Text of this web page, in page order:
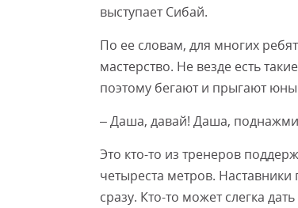
выступает Сибай.
По ее словам, для многих
мастерство. Не везде есть
поэтому бегают и прыгают
– Даша, давай! Даша,
Это кто-то из тренеров
четыреста метров.
сразу. Кто-то может слегка